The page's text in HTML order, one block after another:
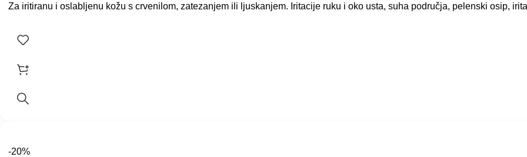
Za iritiranu i oslabljenu kožu s crvenilom, zatezanjem ili ljuskanjem. Iritacije ruku i oko usta, suha područja, pelenski osip,
-20%